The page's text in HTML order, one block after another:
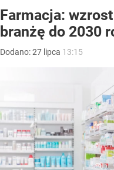
Farmacja:
branżę do 2030
Dodano:27 lipca 13:15